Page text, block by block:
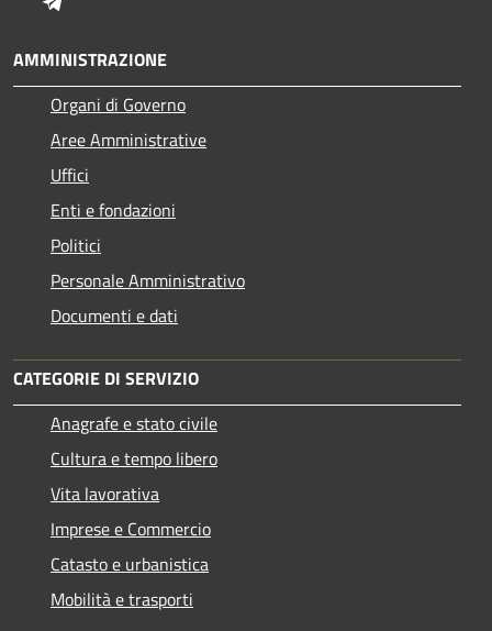
AMMINISTRAZIONE
Organi di Governo
Aree Amministrative
Uffici
Enti e fondazioni
Politici
Personale Amministrativo
Documenti e dati
CATEGORIE DI SERVIZIO
Anagrafe e stato civile
Cultura e tempo libero
Vita lavorativa
Imprese e Commercio
Catasto e urbanistica
Mobilità e trasporti